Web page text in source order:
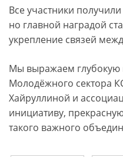
Все участники
но главной наградой
укрепление связей
Мы выражаем глубокую
Молодёжного сектора
Хайруллиной и
инициативу,
такого важного